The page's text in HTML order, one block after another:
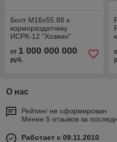
Болт М16х55.88 к
кормораздатчику
ИСРК-12 "Хозяин"
от 1 000 000 000
руб.
О нас
Рейтинг не сформирован
Менее 5 отзывов за
Работает с 09.11.2010